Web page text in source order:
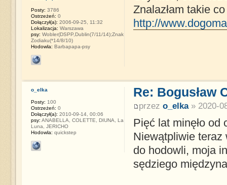
Znalazłam takie
http://
Posty: 3786
Ostrzeżeń: 0
Dołączył(a): 2006-09-25, 11:32
Lokalizacja: Warszawa
psy: Wobler(DSPP,Dublin(7/11/14);Znak
Zodiaku(*14/8/10)
Hodowla: Barbapapa-psy
Re: Bogusław
przez o_elka» 2020-
Pięć lat minęło od
Niewątpliwie teraz
do hodowli, moja
sędziego
o_elka
Posty: 100
Ostrzeżeń: 0
Dołączył(a): 2010-09-14, 00:06
psy: ANABELLA, COLETTE, DIUNA, La
Luna, JERICHO
Hodowla: quickstep